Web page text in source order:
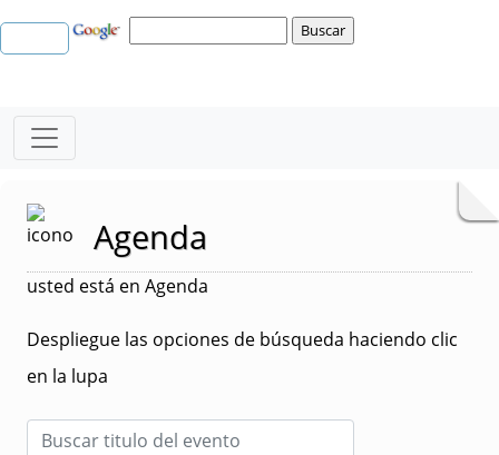
Agenda
usted está en Agenda
Despliegue las opciones de búsqueda haciendo clic
en la lupa